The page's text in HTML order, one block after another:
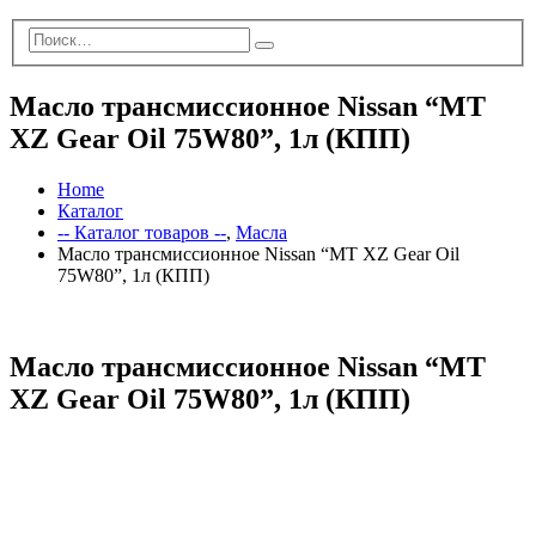
Масло трансмиссионное Nissan “MT
XZ Gear Oil 75W80”, 1л (КПП)
Home
Каталог
-- Каталог товаров --, Масла
Масло трансмиссионное Nissan “MT XZ Gear Oil
75W80”, 1л (КПП)
Масло трансмиссионное Nissan “MT
XZ Gear Oil 75W80”, 1л (КПП)